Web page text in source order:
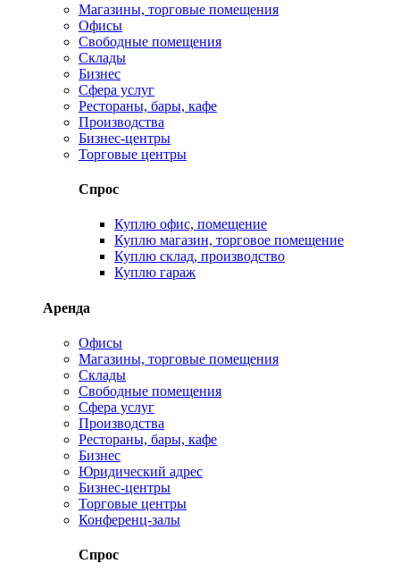
Магазины, торговые помещения
Офисы
Свободные помещения
Склады
Бизнес
Сфера услуг
Рестораны, бары, кафе
Производства
Бизнес-центры
Торговые центры
Спрос
Куплю офис, помещение
Куплю магазин, торговое помещение
Куплю склад, производство
Куплю гараж
Аренда
Офисы
Магазины, торговые помещения
Склады
Свободные помещения
Сфера услуг
Производства
Рестораны, бары, кафе
Бизнес
Юридический адрес
Бизнес-центры
Торговые центры
Конференц-залы
Спрос